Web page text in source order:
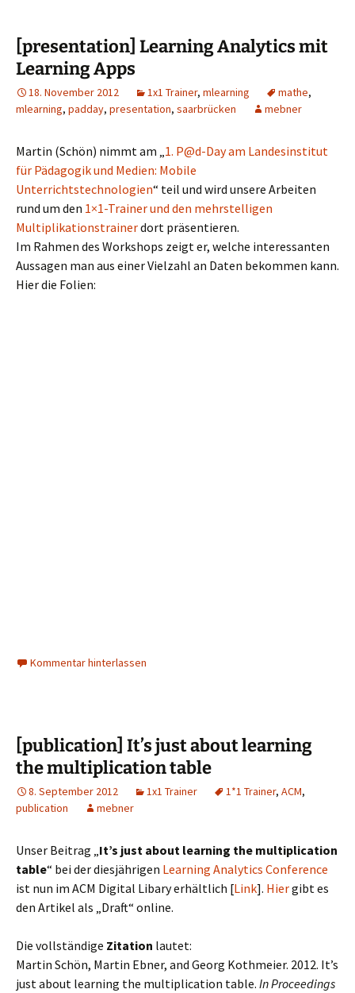
[presentation] Learning Analytics mit
Learning Apps
18. November 2012 1x1 Trainer, mlearning mathe,
mlearning, padday, presentation, saarbrücken mebner
Martin (Schön) nimmt am „1. P@d-Day am Landesinstitut
für Pädagogik und Medien: Mobile
Unterrichtstechnologien“ teil und wird unsere Arbeiten
rund um den 1×1-Trainer und den mehrstelligen
Multiplikationstrainerdort präsentieren.
Im Rahmen des Workshops zeigt er, welche interessanten
Aussagen man aus einer Vielzahl an Daten bekommen kann.
Hier die Folien:
Kommentar hinterlassen
[publication] It’s just about learning
the multiplication table
8. September 2012 1x1 Trainer 1*1 Trainer, ACM,
publication
mebner
Unser Beitrag „It’s just about learning the multiplication
table“ bei der diesjährigen Learning Analytics Conference
ist nun im ACM Digital Libary erhältlich [Link]. Hiergibt es
den Artikel als „Draft“ online.
Die vollständige Zitation lautet:
Martin Schön, Martin Ebner, and Georg Kothmeier. 2012. It’s
just about learning the multiplication table. In Proceedings